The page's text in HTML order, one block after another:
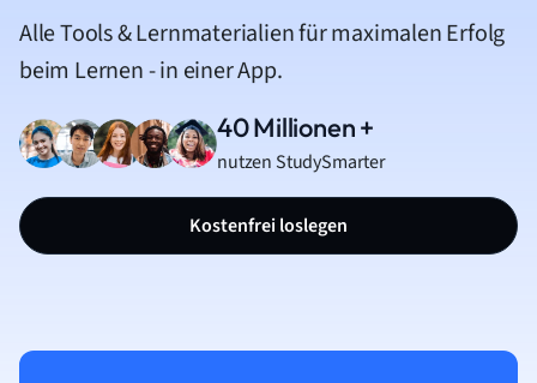
Alle Tools & Lernmaterialien für maximalen Erfolg
beim Lernen - in einer App.
40 Millionen +
nutzen StudySmarter
Kostenfrei loslegen